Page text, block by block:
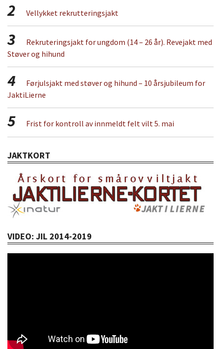
2 Vellykket rekrutteringsjakt
3
Rekruteringsjakt for ungdom (14 – 26 år). Revejakt med
Støver og hihund
4
Førjulsjakt med støver og hihund – 10 årsjubileum for
JaktiLierne
5 Frist for kontroll av innmeldt felt vilt 5. mai
JAKTKORT
VIDEO: JIL 2014-2019